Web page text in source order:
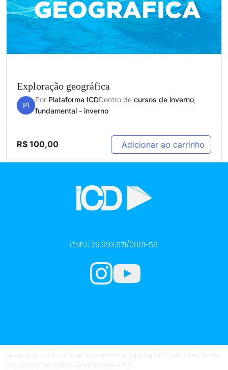
Exploração geográfica
PI
Por Plataforma ICDDentro de cursos de inverno,
fundamental - inverno
R$ 100,00 Adicionar ao carrinho
CNPJ: 29.993.571/0001-56